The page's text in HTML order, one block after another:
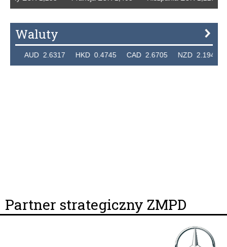
Waluty
AUD 2.6317 HKD 0.4745 CAD 2.6705 NZD 2.1946
Partner strategiczny ZMPD